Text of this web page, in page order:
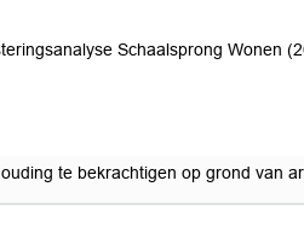
Schaalsprong Wonen
te bekrachtigen op grond van